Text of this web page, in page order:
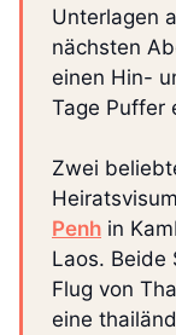
Unterlagen
nächsten
einen Hin-
Tage Puffer
Zwei
Penh in
Laos. Beide
Flug von
eine